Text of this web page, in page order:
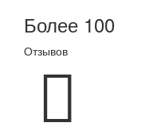
Более 100
Отзывов